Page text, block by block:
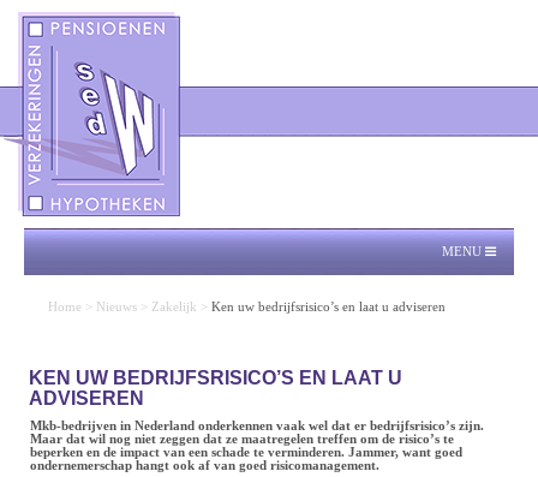
MENU
Home > Nieuws > Zakelijk > Ken uw bedrijfsrisico’s en laat u adviseren
KEN UW BEDRIJFSRISICO’S EN LAAT U
ADVISEREN
Mkb-bedrijven in Nederland onderkennen vaak wel dat er bedrijfsrisico’s zijn.
Maar dat wil nog niet zeggen dat ze maatregelen treffen om de risico’s te
beperken en de impact van een schade te verminderen. Jammer, want goed
ondernemerschap hangt ook af van goed risicomanagement.